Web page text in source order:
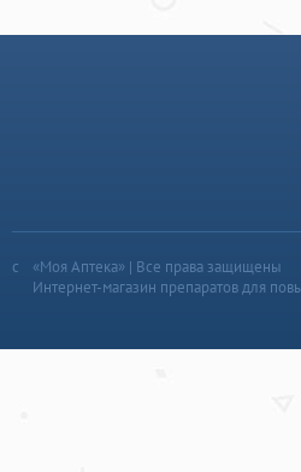
«Моя Аптека» | Все права защищены
Интернет-магазин препаратов для